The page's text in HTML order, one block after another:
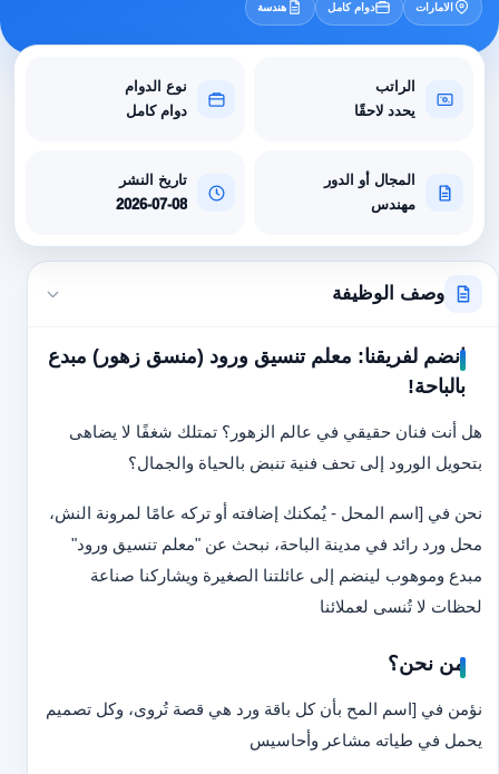
الامارات دوام كامل هندسة
الراتب
يحدد لاحقًا
نوع الدوام
دوام كامل
المجال أو الدور
مهندس
تاريخ النشر
2026-07-08
وصف الوظيفة
انضم لفريقنا: معلم تنسيق ورود (منسق زهور) مبدع
بالباحة!
هل أنت فنان حقيقي في عالم الزهور؟ تمتلك شغفًا لا يضاهى
بتحويل الورود إلى تحف فنية تنبض بالحياة والجمال؟
نحن في [اسم المحل - يُمكنك إضافته أو تركه عامًا لمرونة النش،
محل ورد رائد في مدينة الباحة، نبحث عن "معلم تنسيق ورود"
مبدع وموهوب لينضم إلى عائلتنا الصغيرة ويشاركنا صناعة
لحظات لا تُنسى لعملائنا
من نحن؟
نؤمن في [اسم المح بأن كل باقة ورد هي قصة تُروى، وكل تصميم
يحمل في طياته مشاعر وأحاسيس